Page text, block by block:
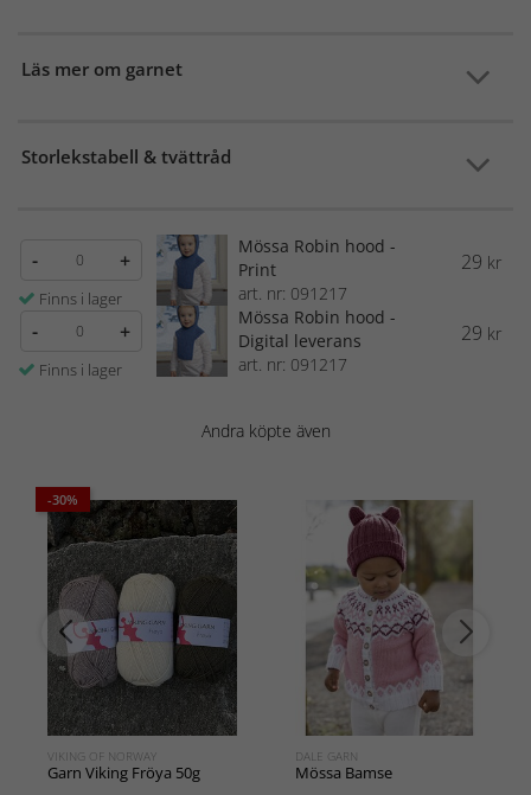
Läs mer om garnet
Storlekstabell & tvättråd
- +
Finns i lager
Mössa Robin hood -
Print
art. nr: 091217
29 kr
- +
Finns i lager
Mössa Robin hood -
Digital leverans
art. nr: 091217
29 kr
Andra köpte även
-30%
VIKING OF NORWAY
Garn Viking Fröya 50g
DALE GARN
Mössa Bamse